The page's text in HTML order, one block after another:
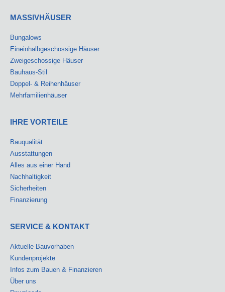
MASSIVHÄUSER
Bungalows
Eineinhalbgeschossige Häuser
Zweigeschossige Häuser
Bauhaus-Stil
Doppel- & Reihenhäuser
Mehrfamilienhäuser
IHRE VORTEILE
Bauqualität
Ausstattungen
Alles aus einer Hand
Nachhaltigkeit
Sicherheiten
Finanzierung
SERVICE & KONTAKT
Aktuelle Bauvorhaben
Kundenprojekte
Infos zum Bauen & Finanzieren
Über uns